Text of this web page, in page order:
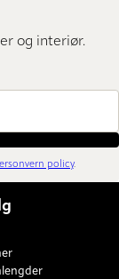
og interiør.
policy.